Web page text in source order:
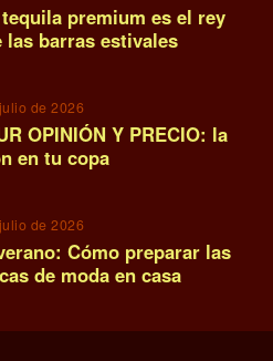
premium es el rey
barras estivales
de 2026
OPINIÓN Y PRECIO: la
en tu copa
de 2026
Cómo preparar las
de moda en casa